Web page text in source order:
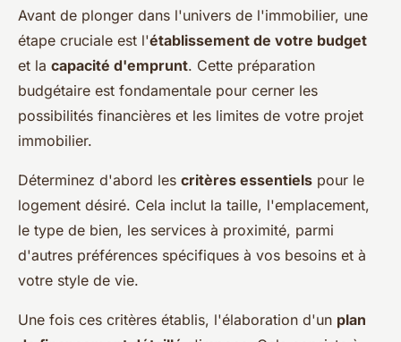
Avant de plonger dans l'univers de l'immobilier, une
étape cruciale est l'établissement de votre budget
et la capacité d'emprunt. Cette préparation
budgétaire est fondamentale pour cerner les
possibilités financières et les limites de votre projet
immobilier.
Déterminez d'abord les critères essentiels pour le
logement désiré. Cela inclut la taille, l'emplacement,
le type de bien, les services à proximité, parmi
d'autres préférences spécifiques à vos besoins et à
votre style de vie.
Une fois ces critères établis, l'élaboration d'un plan